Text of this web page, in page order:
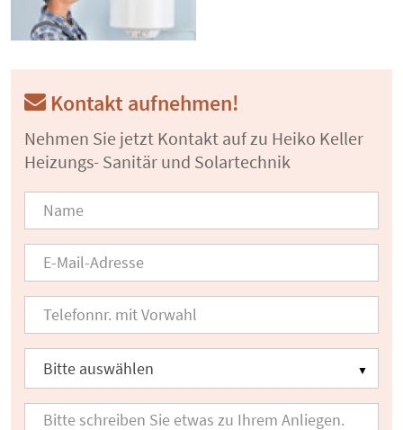
Kontakt aufnehmen!
Nehmen Sie jetzt Kontakt auf zu Heiko Keller
Heizungs- Sanitär und Solartechnik